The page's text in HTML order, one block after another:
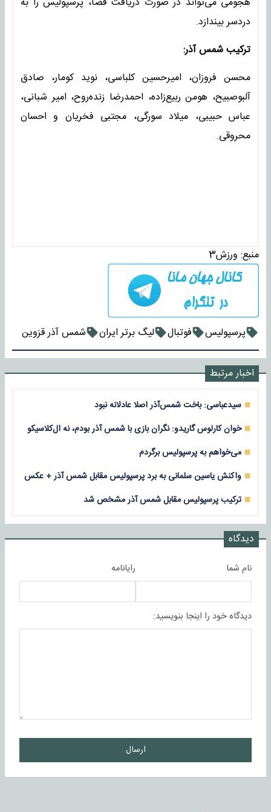
دردسر بیندازد.
ترکیب شمس آذر:
محسن فروزان، امیرحسین کلباسی، نوید کومار، صادق
آلبوصبیح، هومن ربیع‌زاده، احمدرضا زنده‌روح، امیر شبانی،
عباس حبیبی، میلاد سورگی، مجتبی فخریان و احسان
محروقی.
منبع: ورزش3
پرسپولیس فوتبال لیگ برتر ایران شمس آذر قزوین
اخبار مرتبط
سیدعباسی: باخت شمس‌آذر اصلا عادلانه نبود
خوان کارلوس گاریدو: نگران بازی با شمس آذر بودم، نه ال‌کلاسیکو
می‌خواهم به پرسپولیس برگردم
واکنش یاسین سلمانی به برد پرسپولیس مقابل شمس آذر + عکس
ترکیب پرسپولیس مقابل شمس آذر مشخص شد
دیدگاه
نام شما رایانامه
دیدگاه خود را اینجا بنویسید:
ارسال